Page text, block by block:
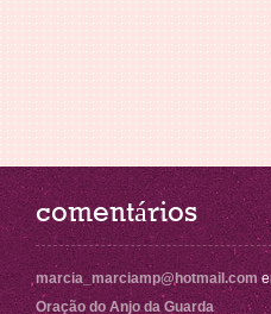
comentários
marcia_marciamp@hotmail.com
Oração do Anjo da Guarda